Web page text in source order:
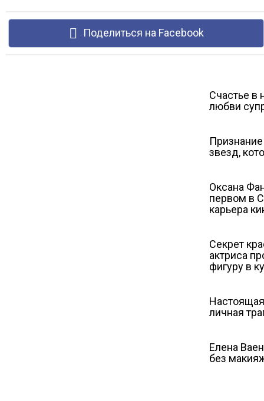
Поделиться на Facebook
Счастье в
любви
звезд,
Оксана
первом в
карьера
Секрет
актриса
фигуру в
личная
Елена
бeз